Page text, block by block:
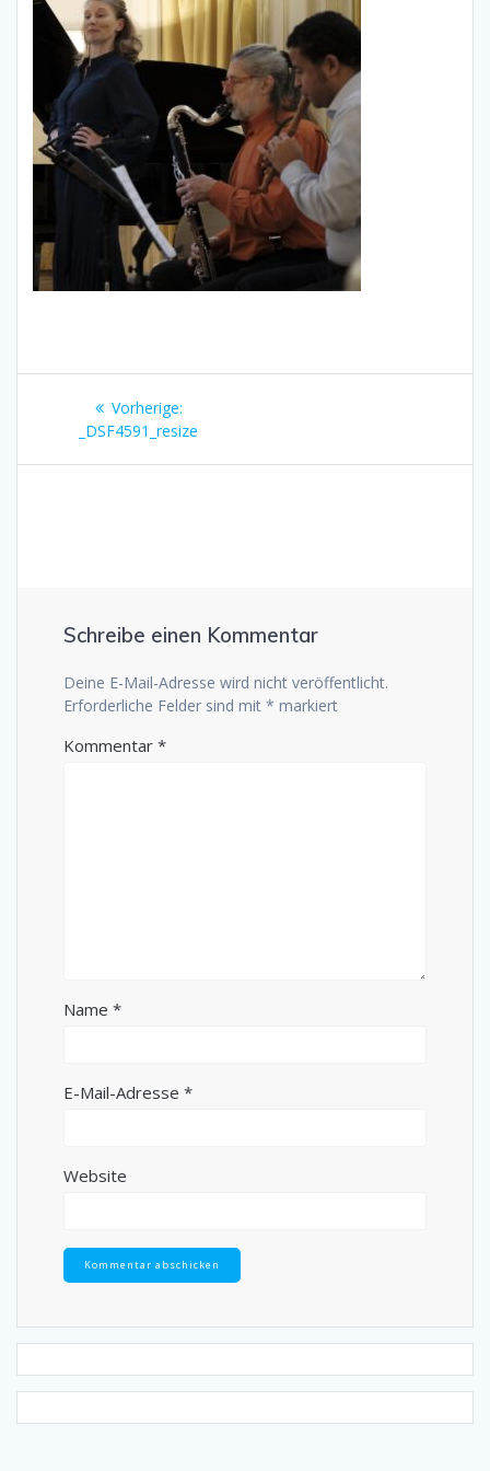
Beitragsnavigation
Vorherige:
Vorheriger
_DSF4591_resize
Schreibe einen Kommentar
Deine E-Mail-Adresse wird nicht veröffentlicht.
Erforderliche Felder sind mit * markiert
Kommentar *
Name *
E-Mail-Adresse *
Website